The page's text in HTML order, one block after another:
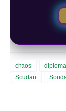
chaos
Soudan